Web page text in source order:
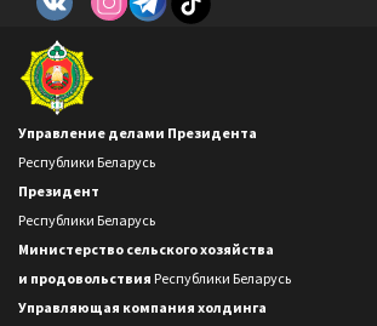
Управление делами Президента
Республики Беларусь
Президент
Республики Беларусь
Министерство сельского хозяйства
и продовольствия Республики Беларусь
Управляющая компания холдинга